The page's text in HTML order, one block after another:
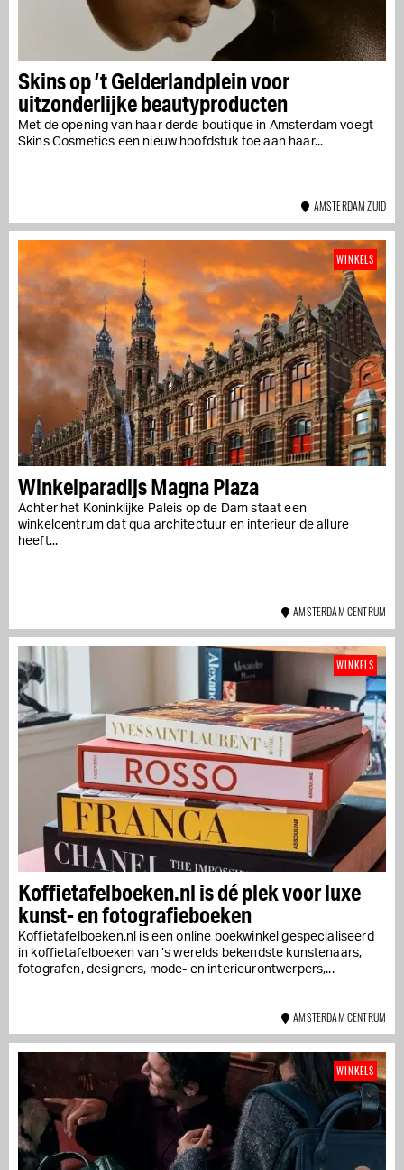
Skins op ’t Gelderlandplein voor
uitzonderlijke beautyproducten
Met de opening van haar derde boutique in Amsterdam voegt
Skins Cosmetics een nieuw hoofdstuk toe aan haar...
AMSTERDAM ZUID
Winkelparadijs Magna Plaza
Achter het Koninklijke Paleis op de Dam staat een
winkelcentrum dat qua architectuur en interieur de allure
heeft...
WINKELS
AMSTERDAM CENTRUM
Koffietafelboeken.nl is dé plek voor luxe
kunst- en fotografieboeken
Koffietafelboeken.nl is een online boekwinkel gespecialiseerd
in koffietafelboeken van ’s werelds bekendste kunstenaars,
fotografen, designers, mode- en interieurontwerpers,...
WINKELS
AMSTERDAM CENTRUM
WINKELS